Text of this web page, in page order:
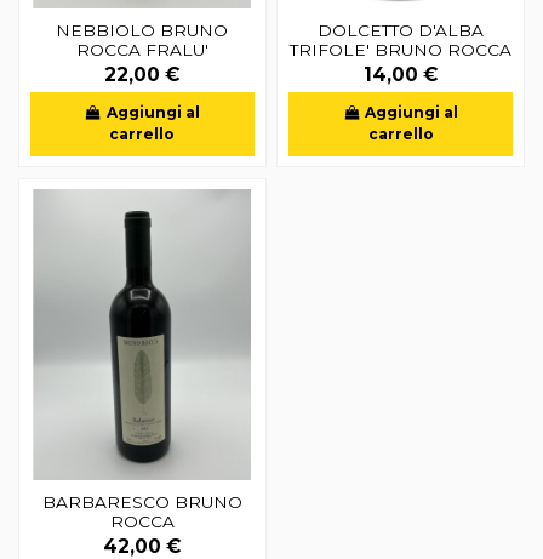
NEBBIOLO BRUNO
ROCCA FRALU'
22,00 €
Aggiungi al
carrello
DOLCETTO D'ALBA
TRIFOLE' BRUNO ROCCA
14,00 €
Aggiungi al
carrello
BARBARESCO BRUNO
ROCCA
42,00 €